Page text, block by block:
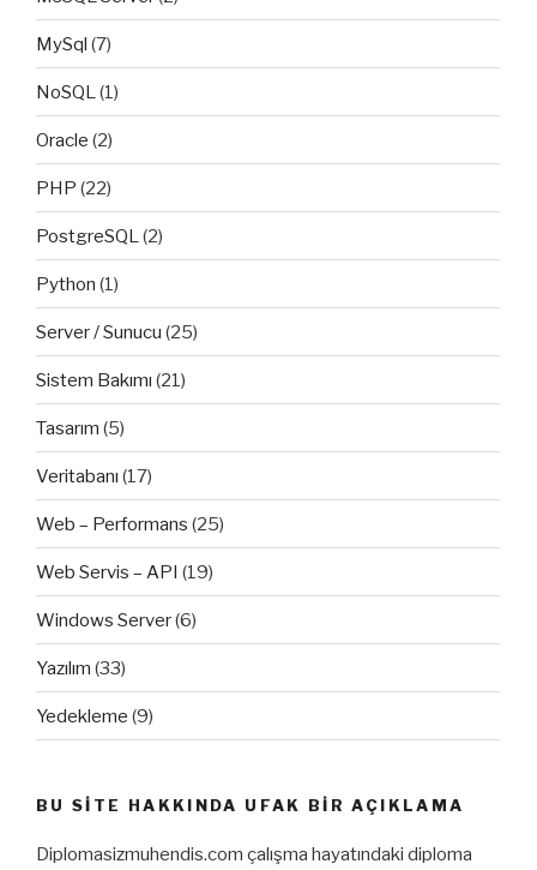
MySql (7)
NoSQL(1)
Oracle (2)
PHP (22)
PostgreSQL(2)
Python (1)
Server / Sunucu (25)
Sistem Bakımı (21)
Tasarım (5)
Veritabanı (17)
Web – Performans (25)
Web Servis – API (19)
Windows Server(6)
Yazılım (33)
Yedekleme (9)
BU SITE HAKKINDA UFAK BIR AÇIKLAMA
Diplomasizmuhendis.com çalışma hayatındaki diploma